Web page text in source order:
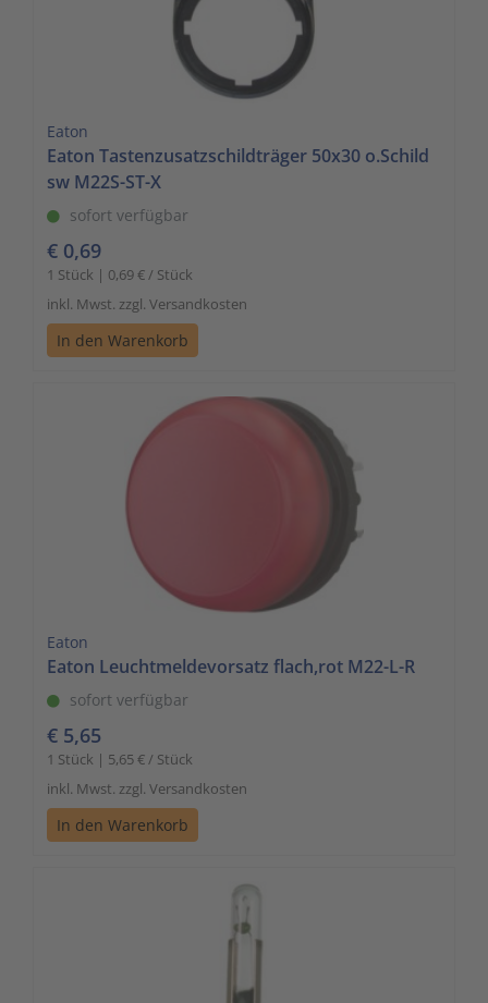
Eaton
Eaton Tastenzusatzschildträger 50x30 o.Schild
sw M22S-ST-X
sofort verfügbar
€ 0,69
1 Stück | 0,69 € / Stück
inkl. Mwst. zzgl. Versandkosten
In den Warenkorb
Eaton
Eaton Leuchtmeldevorsatz flach,rot M22-L-R
sofort verfügbar
€ 5,65
1 Stück | 5,65 € / Stück
inkl. Mwst. zzgl. Versandkosten
In den Warenkorb